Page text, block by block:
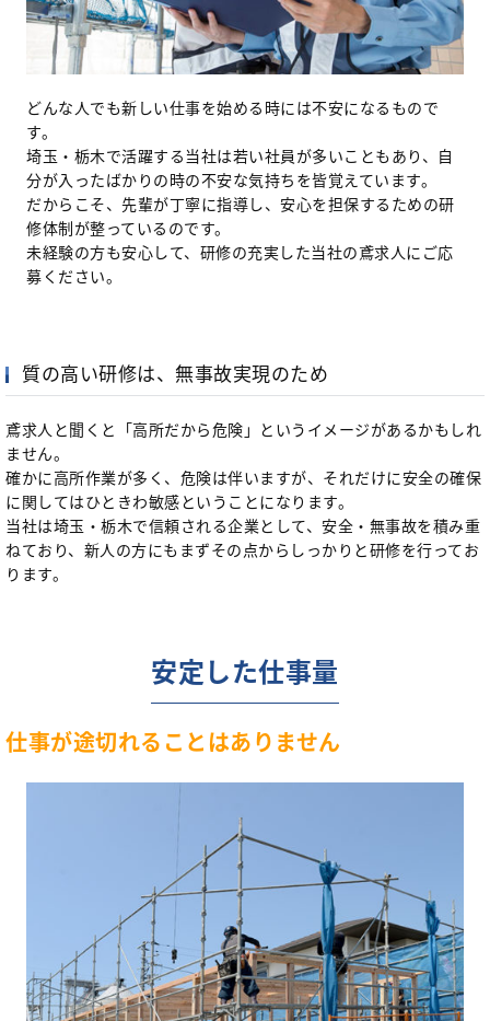
どんな人でも新しい仕事を始める時には不安になるもので
す。
埼玉・栃木で活躍する当社は若い社員が多いこともあり、自
分が入ったばかりの時の不安な気持ちを皆覚えています。
だからこそ、先輩が丁寧に指導し、安心を担保するための研
修体制が整っているのです。
未経験の方も安心して、研修の充実した当社の鳶求人にご応
募ください。
質の高い研修は、無事故実現のため
鳶求人と聞くと「高所だから危険」というイメージがあるかもしれ
ません。
確かに高所作業が多く、危険は伴いますが、それだけに安全の確保
に関してはひときわ敏感ということになります。
当社は埼玉・栃木で信頼される企業として、安全・無事故を積み重
ねており、新人の方にもまずその点からしっかりと研修を行ってお
ります。
安定した仕事量
仕事が途切れることはありません